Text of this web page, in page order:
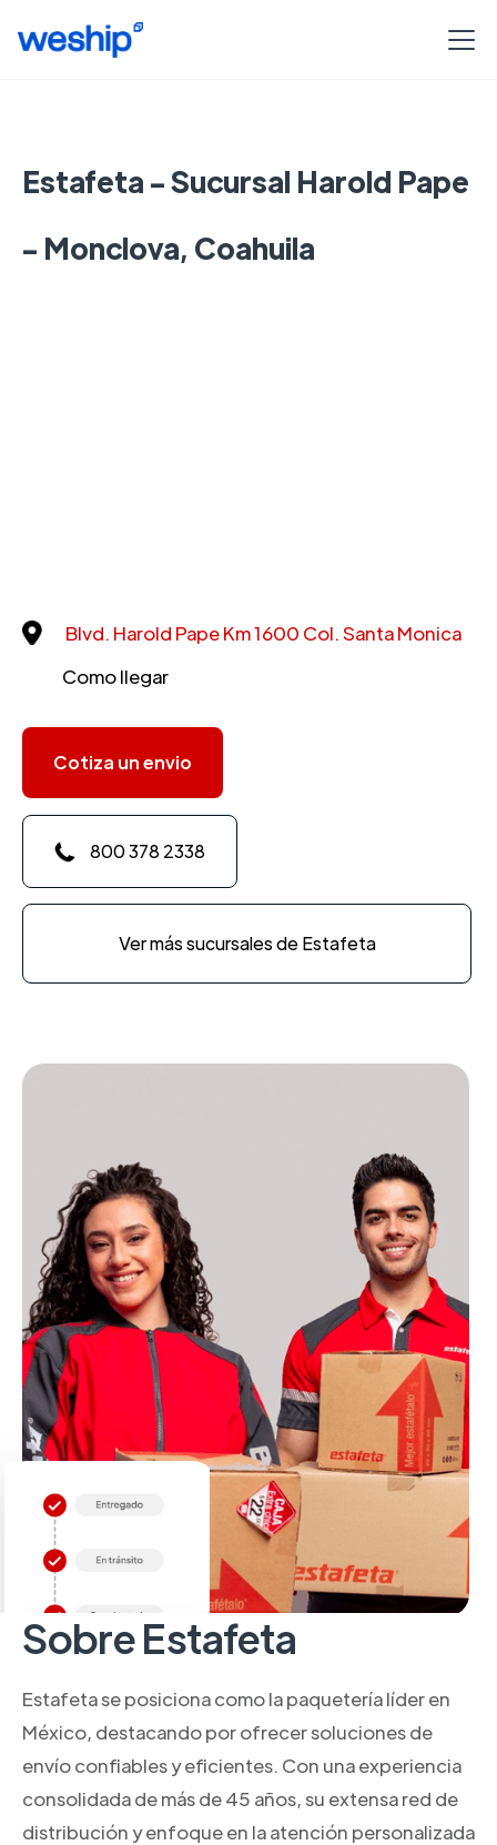
Estafeta - Sucursal Harold Pape
- Monclova, Coahuila
Blvd. Harold Pape Km 1600 Col. Santa Monica
Como llegar
Cotiza un envio
800 378 2338
Ver más sucursales de Estafeta
Sobre Estafeta
Estafeta se posiciona como la paquetería líder en
México, destacando por ofrecer soluciones de
envío confiables y eficientes. Con una experiencia
consolidada de más de 45 años, su extensa red de
distribución y enfoque en la atención personalizada